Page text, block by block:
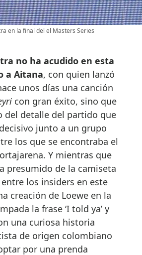
en la final del el Masters Series
no ha acudido en esta
a Aitana, con quien lanzó
unos días una canción
con gran éxito, sino que
del detalle del partido que
junto a un grupo
los que se encontraba el
Y mientras que
presumido de la camiseta
los insiders en este
creación de Loewe en la
la frase ‘I told ya’ y
una curiosa historia
de origen colombiano
por una prenda